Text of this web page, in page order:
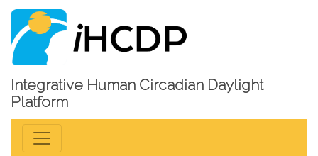
Integrative Human Circadian Daylight
Platform